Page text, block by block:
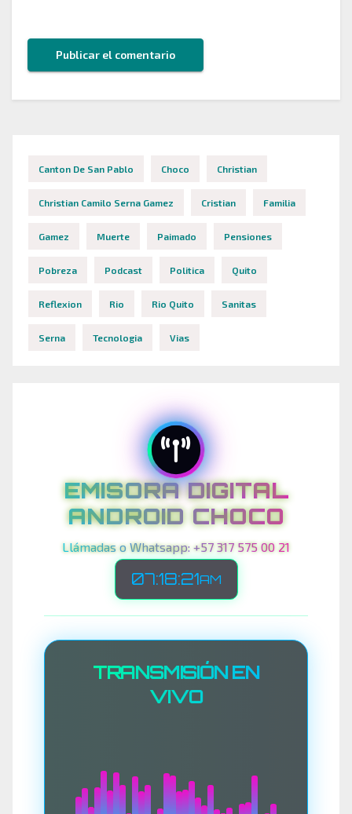
Canton De San Pablo Choco Christian
Christian Camilo Serna Gamez Cristian Familia
Gamez Muerte Paimado Pensiones
Pobreza Podcast Politica Quito
Reflexion Rio Rio Quito Sanitas
Serna Tecnologia Vias
EMISORA DIGITAL
ANDROID CHOCO
Llámadas o Whatsapp: +57 317 575 00 21
07:18:23AM
TRANSMISIÓN EN
VIVO